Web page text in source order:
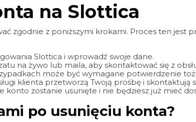
na Slottica
zgodnie z poniższymi krokami. Proces ten jest
Slottica i wprowadź swoje dane.
na żywo lub maila, aby skontaktować się z
może być wymagane potwierdzenie
klienta przetworzą Twoją prośbę i skontaktują
konto zostanie usunięte i nie będziesz już mieć
po usunięciu konta?